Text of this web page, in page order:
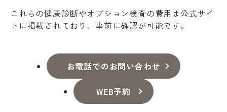
これらの健康診断やオプション検査の費用は公式サイ
トに掲載されており、事前に確認が可能です。
お電話でのお問い合わせ
WEB予約